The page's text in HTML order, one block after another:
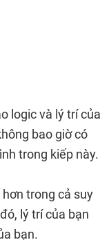
logic và lý trí của
bao giờ có
trong kiếp này.
trong cả suy
lý trí của bạn
bạn.